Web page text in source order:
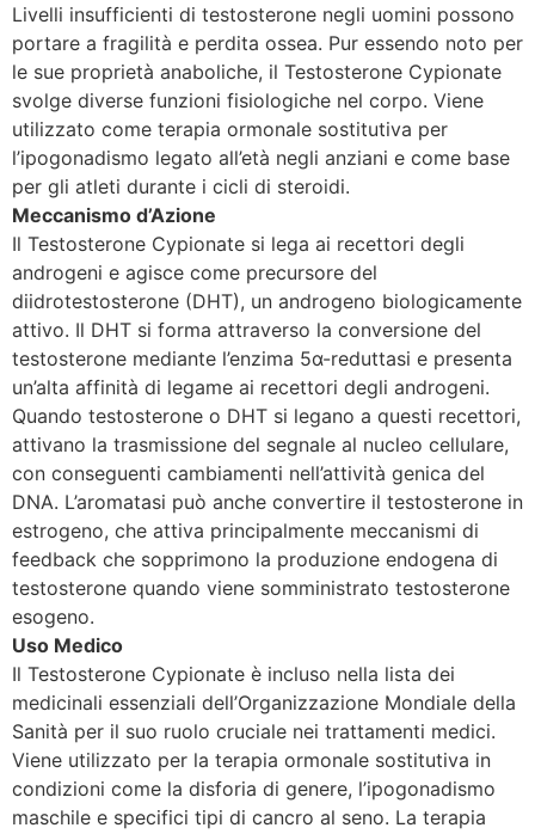
Livelli insufficienti di testosterone negli uomini possono
portare a fragilità e perdita ossea. Pur essendo noto per
le sue proprietà anaboliche, il Testosterone Cypionate
svolge diverse funzioni fisiologiche nel corpo. Viene
utilizzato come terapia ormonale sostitutiva per
l’ipogonadismo legato all’età negli anziani e come base
per gli atleti durante i cicli di steroidi.
Meccanismo d’Azione
Il Testosterone Cypionate si lega ai recettori degli
androgeni e agisce come precursore del
diidrotestosterone (DHT), un androgeno biologicamente
attivo. Il DHT si forma attraverso la conversione del
testosterone mediante l’enzima 5α-reduttasi e presenta
un’alta affinità di legame ai recettori degli androgeni.
Quando testosterone o DHT si legano a questi recettori,
attivano la trasmissione del segnale al nucleo cellulare,
con conseguenti cambiamenti nell’attività genica del
DNA. L’aromatasi può anche convertire il testosterone in
estrogeno, che attiva principalmente meccanismi di
feedback che sopprimono la produzione endogena di
testosterone quando viene somministrato testosterone
esogeno.
Uso Medico
Il Testosterone Cypionate è incluso nella lista dei
medicinali essenziali dell’Organizzazione Mondiale della
Sanità per il suo ruolo cruciale nei trattamenti medici.
Viene utilizzato per la terapia ormonale sostitutiva in
condizioni come la disforia di genere, l’ipogonadismo
maschile e specifici tipi di cancro al seno. La terapia